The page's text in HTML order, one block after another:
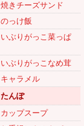
きチーズサンド
っけ飯
ぶりがっこ菜っぱ
ぶりがっこなめ茸
ャラメル
んぽ
ップスープ